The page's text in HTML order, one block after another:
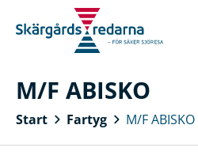
M/F ABISKO
Start Fartyg M/F ABISKO